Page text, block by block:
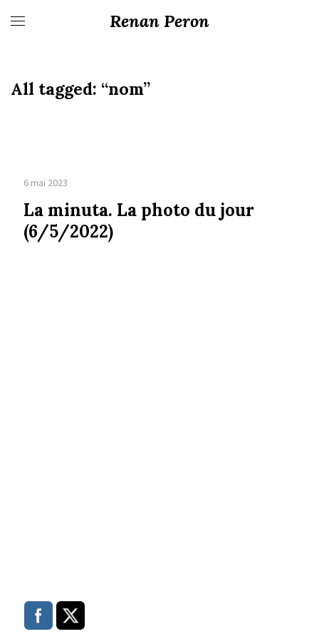
Renan Peron
All tagged: “nom”
6 mai 2023
La minuta. La photo du jour
(6/5/2022)